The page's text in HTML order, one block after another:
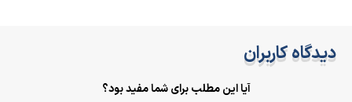
دیدگاه کاربران
آیا این مطلب برای شما مفید بود؟